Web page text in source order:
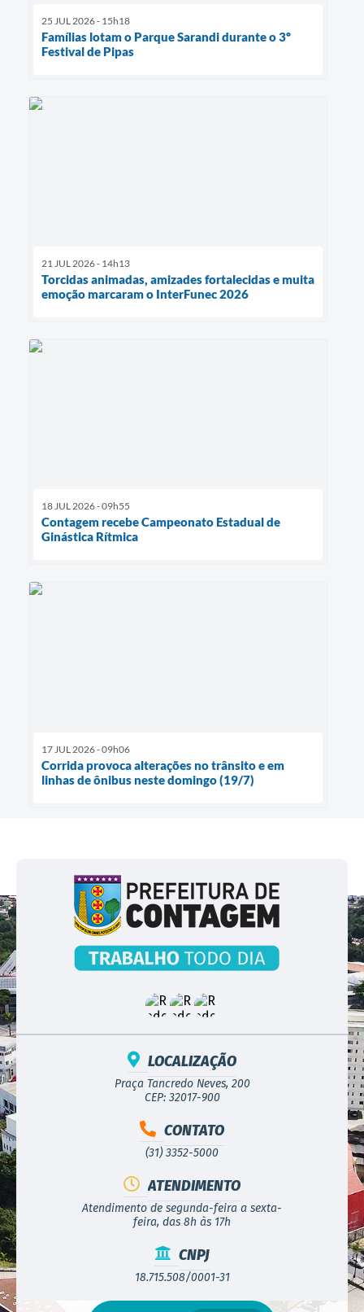
25 JUL 2026 - 15h18
Famílias lotam o Parque Sarandi durante o 3º
Festival de Pipas
21 JUL 2026 - 14h13
Torcidas animadas, amizades fortalecidas e muita
emoção marcaram o InterFunec 2026
18 JUL 2026 - 09h55
Contagem recebe Campeonato Estadual de
Ginástica Rítmica
17 JUL 2026 - 09h06
Corrida provoca alterações no trânsito e em
linhas de ônibus neste domingo (19/7)
LOCALIZAÇÃO
Praça Tancredo Neves, 200
CEP: 32017-900
CONTATO
(31) 3352-5000
ATENDIMENTO
Atendimento de segunda-feira a sexta-
feira, das 8h às 17h
CNPJ
18.715.508/0001-31